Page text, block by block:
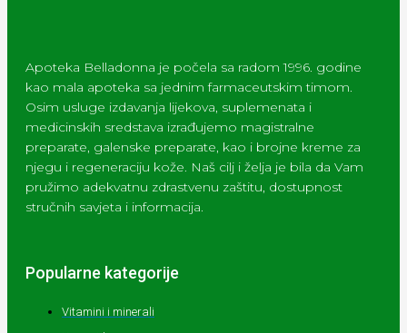
Apoteka Belladonna je počela sa radom 1996. godine
kao mala apoteka sa jednim farmaceutskim timom.
Osim usluge izdavanja lijekova, suplemenata i
medicinskih sredstava izrađujemo magistralne
preparate, galenske preparate, kao i brojne kreme za
njegu i regeneraciju kože. Naš cilj i želja je bila da Vam
pružimo adekvatnu zdrastvenu zaštitu, dostupnost
stručnih savjeta i informacija.
Popularne kategorije
Vitamini i minerali